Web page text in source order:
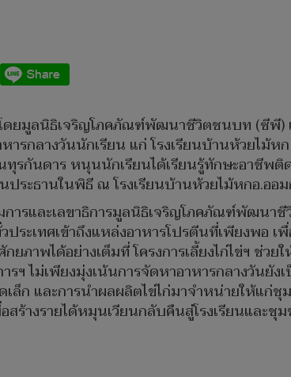
ดยมูลนิธิเจริญโภคภัณฑ์พัฒนาชีวิตชนบท (ซีพี
หารกลางวันนักเรียน แก่ โรงเรียนบ้านห้วยไม้
ทุรกันดาร หนุนนักเรียนได้เรียนรู้ทักษะอาชีพ
ประธานในพิธี ณ โรงเรียนบ้านห้วยไม้หกอ.ออ
ารและเลขาธิการมูลนิธิเจริญโภคภัณฑ์พัฒน
วประเทศเข้าถึงแหล่งอาหารโปรตีนที่เพียงพอ
ยภาพได้อย่างเต็มที่ โครงการเลี้ยงไก่ไข่ฯ ช่
ารฯ ไม่เพียงมุ่งเน้นการจัดหาอาหารกลางวัน
ล็ก และการนำผลผลิตไข่ไก่มาจำหน่ายให้แก่
อสร้างรายได้หมุนเวียนกลับคืนสู่โรงเรียนและ